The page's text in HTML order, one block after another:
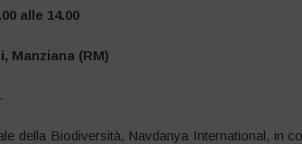
alle 14.00
Manziana (RM)
della Biodiversità, Navdanya International, in